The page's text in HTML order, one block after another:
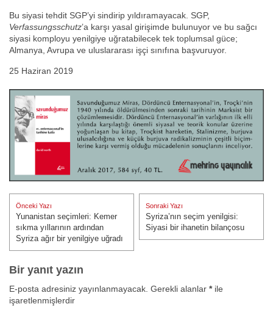
Bu siyasi tehdit SGP’yi sindirip yıldıramayacak. SGP,
Verfassungsschutz’a karşı yasal girişimde bulunuyor ve bu sağcı
siyasi komployu yenilgiye uğratabilecek tek toplumsal güce;
Almanya, Avrupa ve uluslararası işçi sınıfına başvuruyor.
25 Haziran 2019
Yazı
gezinmesi
Önceki Yazı
Önceki Yazı:
Yunanistan seçimleri: Kemer
sıkma yıllarının ardından
Syriza ağır bir yenilgiye uğradı
Sonraki Yazı
Sonraki Yazı:
Syriza’nın seçim yenilgisi:
Siyasi bir ihanetin bilançosu
Bir yanıt yazın
E-posta adresiniz yayınlanmayacak. Gerekli alanlar *ile
işaretlenmişlerdir